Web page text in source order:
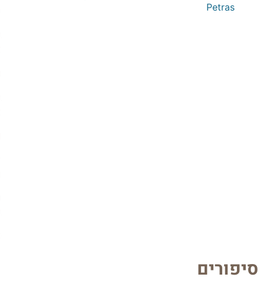
Petras
סיפורים